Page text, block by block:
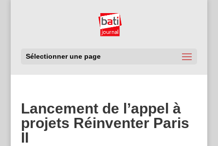
Sélectionner une page
Lancement de l’appel à
projets Réinventer Paris
II